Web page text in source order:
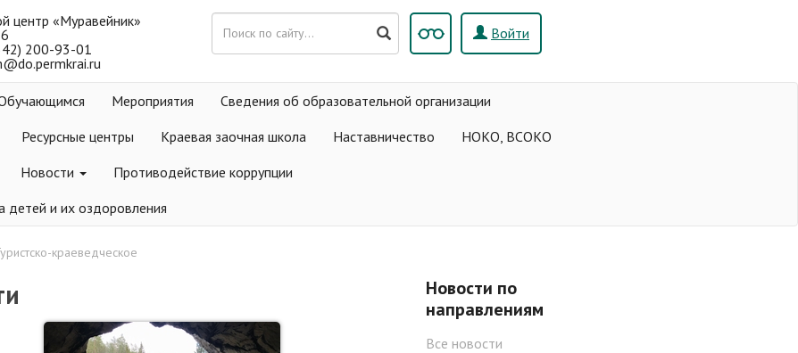
центр «Муравейник»
200-93-01
Войти
Мероприятия
Сведения об образовательной организации
Ресурсные центры Краевая заочная школа Наставничество
НОКО, ВСОКО
Новости
Противодействие коррупции
детей и их оздоровления
краеведческое
Новости по
направлениям
Все новости